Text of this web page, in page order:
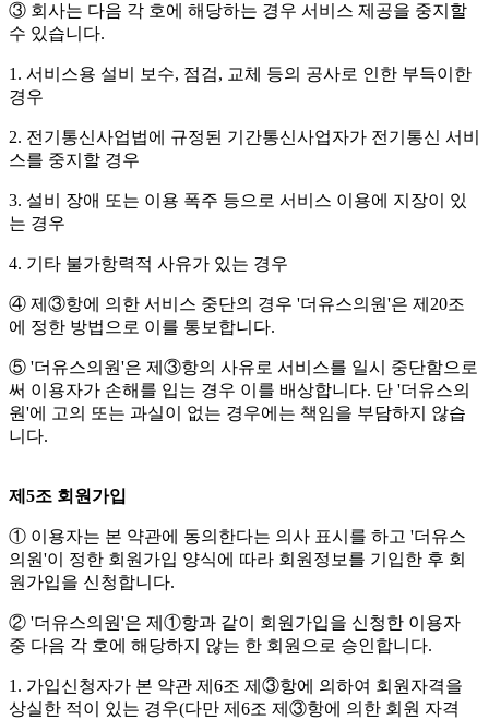
③ 회사는 다음 각 호에 해당하는 경우 서비스 제공을 중지할
수 있습니다.
1. 서비스용 설비 보수, 점검, 교체 등의 공사로 인한 부득이한
경우
2. 전기통신사업법에 규정된 기간통신사업자가 전기통신 서비
스를 중지할 경우
3. 설비 장애 또는 이용 폭주 등으로 서비스 이용에 지장이 있
는 경우
4. 기타 불가항력적 사유가 있는 경우
④ 제③항에 의한 서비스 중단의 경우 '더유스의원'은 제20조
에 정한 방법으로 이를 통보합니다.
⑤ '더유스의원'은 제③항의 사유로 서비스를 일시 중단함으로
써 이용자가 손해를 입는 경우 이를 배상합니다. 단 '더유스의
원'에 고의 또는 과실이 없는 경우에는 책임을 부담하지 않습
니다.
제5조 회원가입
① 이용자는 본 약관에 동의한다는 의사 표시를 하고 '더유스
의원'이 정한 회원가입 양식에 따라 회원정보를 기입한 후 회
원가입을 신청합니다.
② '더유스의원'은 제①항과 같이 회원가입을 신청한 이용자
중 다음 각 호에 해당하지 않는 한 회원으로 승인합니다.
1. 가입신청자가 본 약관 제6조 제③항에 의하여 회원자격을
상실한 적이 있는 경우(다만 제6조 제③항에 의한 회원 자격